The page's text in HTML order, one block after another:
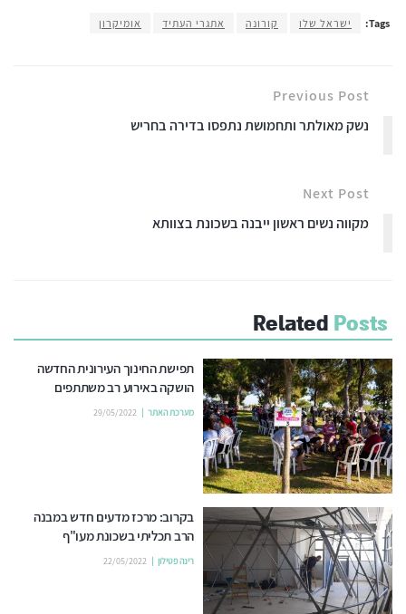
Tags: ישראל שלו קורונה אתגרי העתיד אומיקרון
Previous Post
נשק מאולתר ותחמושת נתפסו בדירה בחריש
Next Post
מקווה נשים ראשון ייבנה בשכונת בצוותא
Related Posts
תפישת החינוך העירונית החדשה
הושקה באירוע רב משתתפים
מערכת האתר 29/05/2022
בקרוב: מרכז מדעים חדש במבנה
הרב תכליתי בשכונת מעו"ף
רינה פטילון 22/05/2022